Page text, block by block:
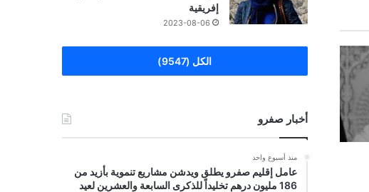
إفريقية
2023-08-06
الكل (9547)
أخبار صفرو
منذ أسبوع واحد
عامل إقليم صفرو يطلق ويدشن مشاريع تنموية بأزيد من
186 مليون درهم تخليداً للذكرى السابعة والعشرين لعيد